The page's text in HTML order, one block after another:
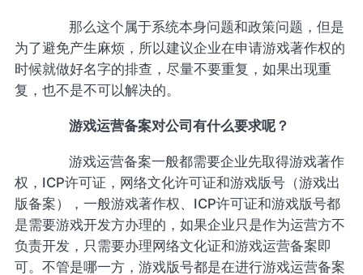
那么这个属于系统本身问题和政策问题，但是
为了避免产生麻烦，所以建议企业在申请游戏著作权的
时候就做好名字的排查，尽量不要重复，如果出现重
复，也不是不可以解决的。
游戏运营备案对公司有什么要求呢？
游戏运营备案一般都需要企业先取得游戏著作
权，ICP许可证，网络文化许可证和游戏版号（游戏出
版备案），一般游戏著作权、ICP许可证和游戏版号都
是需要游戏开发方办理的，如果企业只是作为运营方不
负责开发，只需要办理网络文化证和游戏运营备案即
可。不管是哪一方，游戏版号都是在进行游戏运营备案